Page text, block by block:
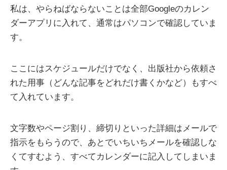
私は、やらねばならないことは全部Googleのカレン
ダーアプリに入れて、通常はパソコンで確認していま
す。
ここにはスケジュールだけでなく、出版社から依頼さ
れた用事（どんな記事をどれだけ書くかなど）もすべ
て入れています。
文字数やページ割り、締切りといった詳細はメールで
指示をもらうので、あとでいちいちメールを確認しな
くてすむよう、すべてカレンダーに記入してしまいま